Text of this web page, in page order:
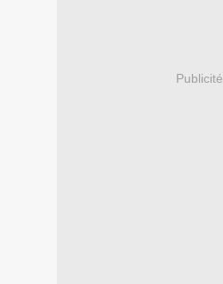
Publicité